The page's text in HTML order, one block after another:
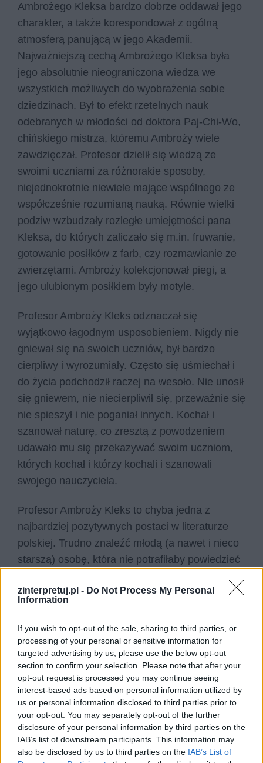
zinterpretuj.pl - Do Not Process My Personal
Information
If you wish to opt-out of the sale, sharing to third parties, or
processing of your personal or sensitive information for
targeted advertising by us, please use the below opt-out
section to confirm your selection. Please note that after your
opt-out request is processed you may continue seeing
interest-based ads based on personal information utilized by
us or personal information disclosed to third parties prior to
your opt-out. You may separately opt-out of the further
disclosure of your personal information by third parties on the
IAB’s list of downstream participants. This information may
also be disclosed by us to third parties on the IAB’s List of
Ambrożego Kleksa bardzo dobrze oddawał jego
charakter, a także korespondował z ogólną
atmosferą panującą w jego Akademii.
Najważniejszą cechą Ambrożego Kleksa była
jego absolutnie nieograniczona wiedza we
wszystkich możliwych do wyobrażenia sobie
dziedzinach. Był to efekt rzetelnych nauk
odebranych w młodości od doktora Paj-Chi-Wo,
chińskiego mistrza, któremu Ambroży wiele
zawdzięczał. Profesor dzielił się wiedzą ze
swoimi uczniami za różnorakie sposoby,
niejednokrotnie niewiele mające wspólnego ze
współcześnie rozumianą nauką. Równie wielki
podziw wzbudzały rozległe umiejętności pana
Kleksa, do których zaliczało się m.in. fruwanie,
gotowanie posiłków z farb, czy rozmawianie ze
zwierzętami. Ambroży kolekcjonował piegi, a
jego ulubionym posiłkiem były motyle.
Profesor Ambroży Kleks odznaczał się
wyjątkowo łagodnym usposobieniem. Nigdy nie
gniewał się na swoich uczniów, był bardzo
cierpliwy i wyrozumiały. Często się uśmiechał i
do życia podchodził raczej na wesoło. Nie unosił
się gniewem, nie niecierpliwił się, przeważnie się
nie spieszył i nie poganiał innych. Kochał i
szanował naturę, co zresztą z powodzeniem
udawało mu się przekazywać swoim uczniom,
których kochał i którzy kochali i szanowali
swojego nauczyciela.
Profesor Ambroży Kleks to chyba jedna z
najbardziej pozytywnych postaci w literaturze
polskiej. Trudno znaleźć młodą (a nawet i nieco
starszą) osobę, która nie potrafiłaby powiedzieć
przynajmniej kilku zdań. No i który z młodych
aby swoją „szarą i nudną” szkołę zamienić na
choćby jeden dzień w fantastycznej i
nieprawdopodobnej Akademii Pana Kleksa!